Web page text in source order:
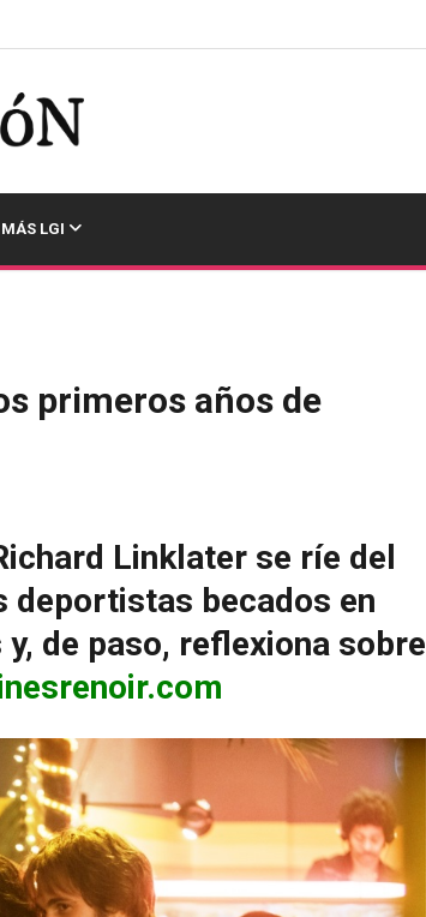
MÁS LGI
primeros años de
Linklater se ríe del
deportistas becados en
de paso, reflexiona sobre